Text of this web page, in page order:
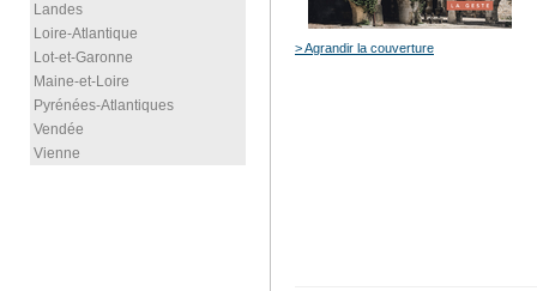
Landes
Loire-Atlantique
Lot-et-Garonne
Maine-et-Loire
Pyrénées-Atlantiques
Vendée
Vienne
> Agrandir la couverture